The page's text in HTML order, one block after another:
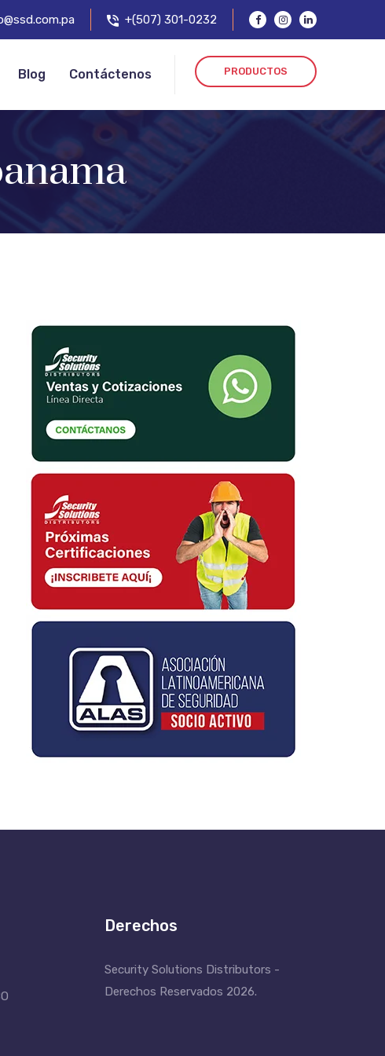
+(507) 301-0232
Blog Contáctenos PRODUCTOS
Derechos
Security Solutions Distributors -
Derechos Reservados 2026.